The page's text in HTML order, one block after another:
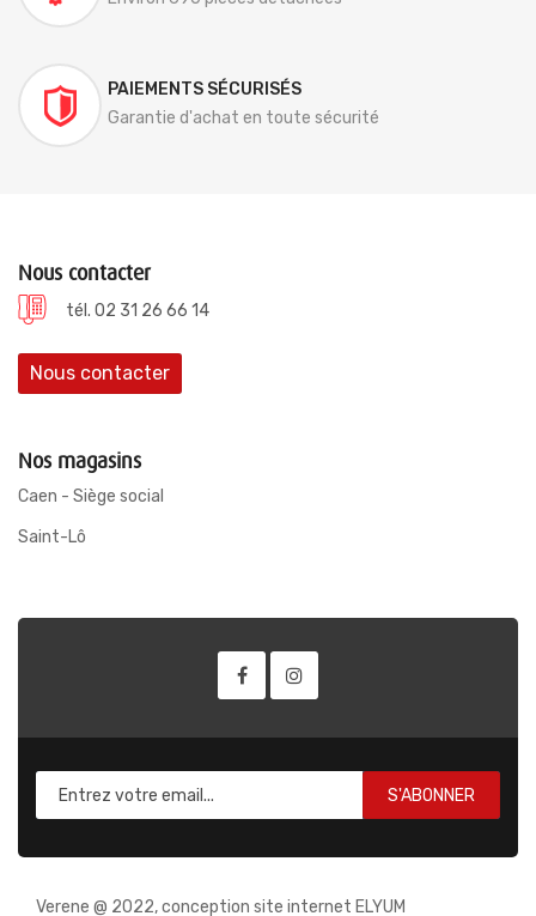
PAIEMENTS SÉCURISÉS
Garantie d'achat en toute sécurité
Nous contacter
tél. 02 31 26 66 14
Nous contacter
Nos magasins
Caen - Siège social
Saint-Lô
S'ABONNER
Verene @ 2022, conception site internet ELYUM